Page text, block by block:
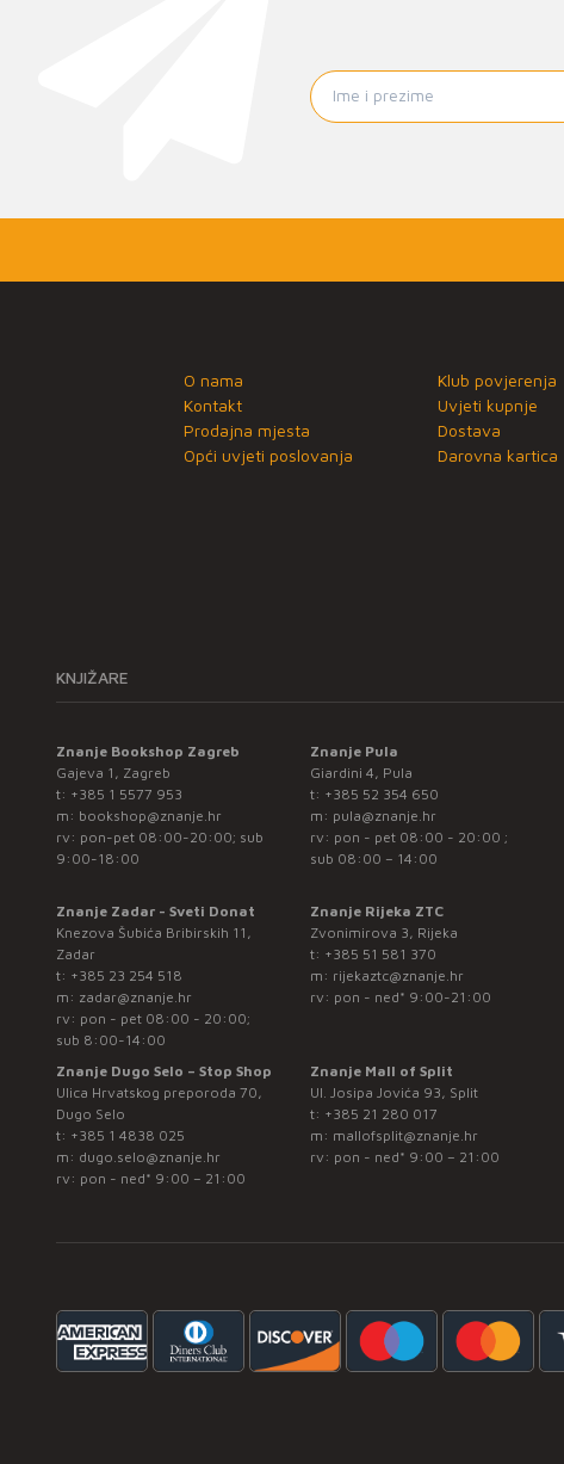
O nama
Kontakt
Prodajna mjesta
Opći uvjeti poslovanja
Klub povjerenja
Uvjeti kupnje
Dostava
Darovna kartica
KNJIŽARE
Znanje Bookshop Zagreb
Gajeva 1, Zagreb
t: +385 1 5577 953
m: bookshop@znanje.hr
rv: pon-pet 08:00-20:00; sub
9:00-18:00
Znanje Pula
Giardini 4, Pula
t: +385 52 354 650
m: pula@znanje.hr
rv: pon - pet 08:00 - 20:00 ;
sub 08:00 – 14:00
Znanje Zadar - Sveti Donat
Knezova Šubića Bribirskih 11,
Zadar
t: +385 23 254 518
m: zadar@znanje.hr
rv: pon - pet 08:00 - 20:00;
sub 8:00-14:00
Znanje Rijeka ZTC
Zvonimirova 3, Rijeka
t: +385 51 581 370
m: rijekaztc@znanje.hr
rv: pon - ned* 9:00-21:00
Znanje Dugo Selo – Stop Shop
Ulica Hrvatskog preporoda 70,
Dugo Selo
t: +385 1 4838 025
m: dugo.selo@znanje.hr
rv: pon - ned* 9:00 – 21:00
Znanje Mall of Split
Ul. Josipa Jovića 93, Split
t: +385 21 280 017
m: mallofsplit@znanje.hr
rv: pon - ned* 9:00 – 21:00